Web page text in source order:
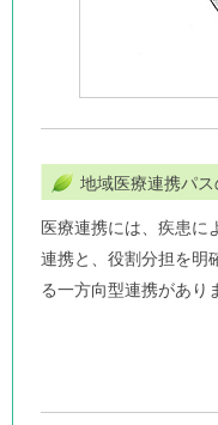
地域医療連携パ
医療連携には、疾患に
連携と、役割分担を明
る一方向型連携があり